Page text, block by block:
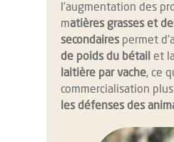
l’augmentation des
matières grasses et
secondairespermet
de poids du bétailet
laitière par vache, ce
commercialisation
les défenses des